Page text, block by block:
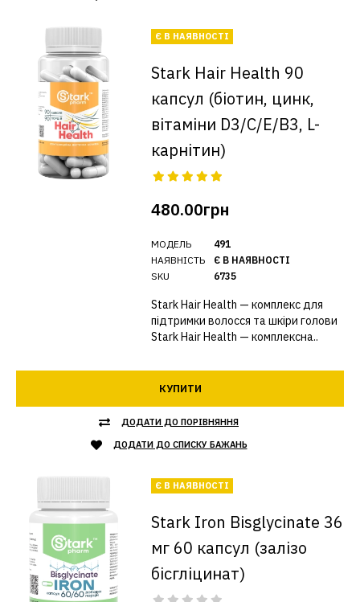
Є В НАЯВНОСТІ
Stark Hair Health 90
капсул (біотин, цинк,
вітаміни D3/C/E/B3, L-
карнітин)
480.00грн
МОДЕЛЬ
НАЯВНІСТЬ
SKU
491
Є В НАЯВНОСТІ
6735
Stark Hair Health — комплекс для
підтримки волосся та шкіри голови
Stark Hair Health — комплексна..
КУПИТИ
ДОДАТИ ДО ПОРІВНЯННЯ
ДОДАТИ ДО СПИСКУ БАЖАНЬ
Є В НАЯВНОСТІ
Stark Iron Bisglycinate 36
мг 60 капсул (залізо
бісгліцинат)